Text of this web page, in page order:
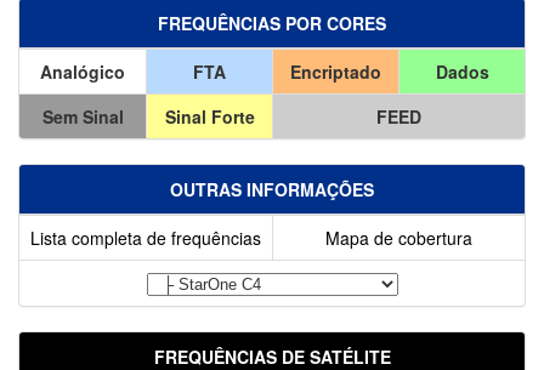
FREQUÊNCIAS POR CORES
Analógico
FTA Encriptado
Dados
Sem Sinal
Sinal Forte FEED
OUTRAS INFORMAÇÕES
Lista completa de frequências
Mapa de cobertura
FREQUÊNCIAS DE SATÉLITE